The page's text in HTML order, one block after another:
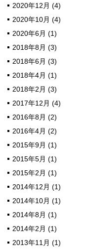
2020年12月 (4)
2020年10月 (4)
2020年6月 (1)
2018年8月 (3)
2018年6月 (3)
2018年4月 (1)
2018年2月 (3)
2017年12月 (4)
2016年8月 (2)
2016年4月 (2)
2015年9月 (1)
2015年5月 (1)
2015年2月 (1)
2014年12月 (1)
2014年10月 (1)
2014年8月 (1)
2014年2月 (1)
2013年11月 (1)